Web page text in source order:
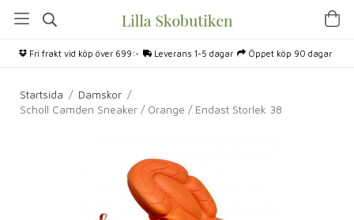
Fri frakt vid köp över 699:- Leverans 1-5 dagar Öppet köp 90 dagar
Startsida / Damskor /
Scholl Camden Sneaker / Orange / Endast Storlek 38